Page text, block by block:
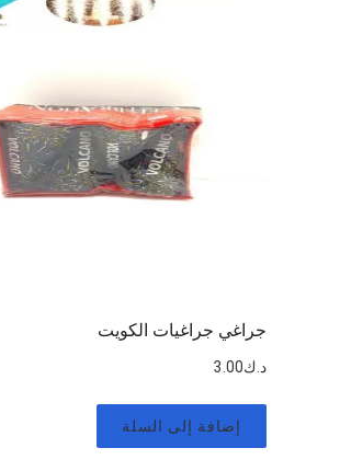
جراغي جراغيات الكويت
د.ك3.00
إضافة إلى السلة